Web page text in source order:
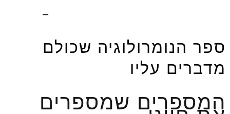
–
ספר הנומרולוגיה שכולם
מדברים עליו
המספרים שמספרים